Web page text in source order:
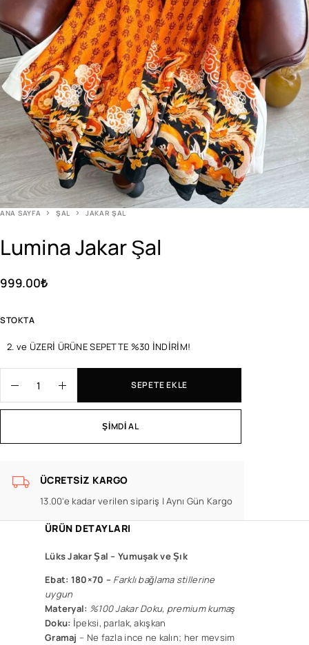
ANA SAYFA ŞAL JAKAR ŞAL
Lumina Jakar Şal
999.00₺
STOKTA
2. ve ÜZERİ ÜRÜNE SEPETTE %30 İNDİRİM!
SEPETE EKLE
ŞIMDI AL
ÜCRETSIZ KARGO
13.00'e kadar verilen sipariş | Aynı Gün Kargo
ÜRÜN DETAYLARI
Lüks Jakar Şal – Yumuşak ve Şık
Ebat: 180×70 – Farklı bağlama stillerine
uygun
Materyal: %100 Jakar Doku, premium kumaş
Doku: İpeksi, parlak, akışkan
Gramaj – Ne fazla ince ne kalın; her mevsim